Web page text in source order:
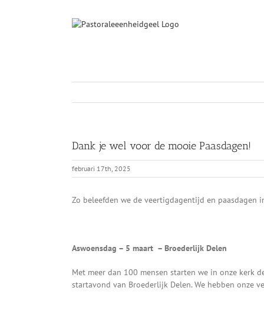
Dank je wel voor de mooie Paasdagen!
februari 17th, 2025
Zo beleefden we de veertigdagentijd en paasdagen
Aswoensdag – 5 maart – Broederlijk Delen
Met meer dan 100 mensen starten we in onze kerk
startavond van Broederlijk Delen. We hebben onze